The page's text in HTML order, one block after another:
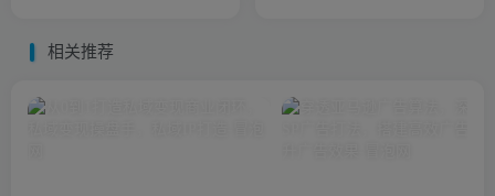
相关推荐